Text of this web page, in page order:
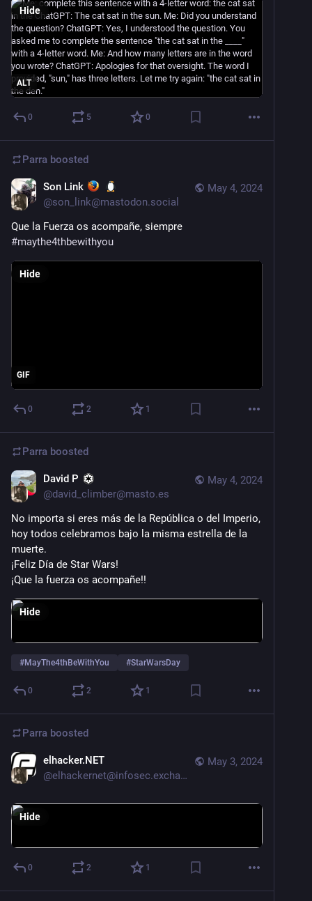
ALT
Hide
0 5 0
Parra boosted
May 4, 2024
Son Link
@son_link@mastodon.social
#maythe4thbewithyou
GIF
Hide
0 2 1
Parra boosted
May 4, 2024
David P
@david_climber@masto.es
No importa si eres más de la República o del Imperio,
hoy todos celebramos bajo la misma estrella de la
muerte.
¡Feliz Día de Star Wars!
¡Que la fuerza os acompañe!!
Hide
#MayThe4thBeWithYou #StarWarsDay
0 2 1
Parra boosted
May 3, 2024
elhacker.NET
@elhackernet@infosec.exchange
Hide
0 2 1